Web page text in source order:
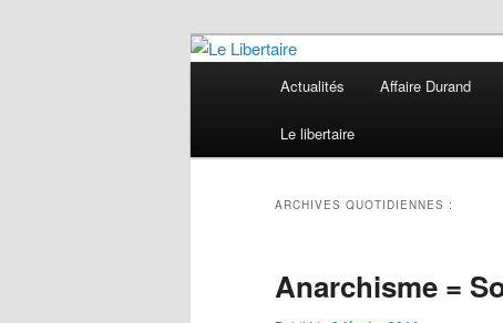
Le Libertaire
Actualités Affaire Durand
Le libertaire
ARCHIVES QUOTIDIENNES :
Anarchisme =